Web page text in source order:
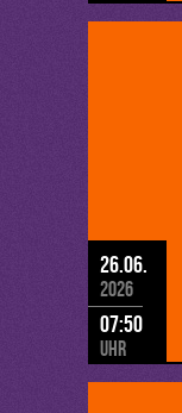
26.06.
2026
07:50
Uhr